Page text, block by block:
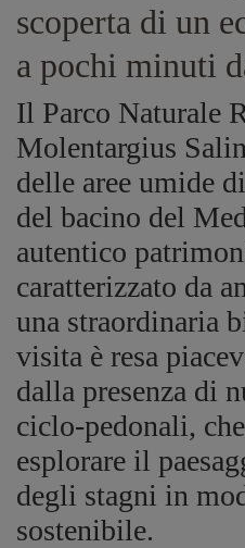
scoperta di un
a pochi minuti
Il Parco Naturale
Molentargius
delle aree umide
del bacino del
autentico
caratterizzato da
una straordinaria
visita è resa
dalla presenza di
ciclo-pedonali,
esplorare il
degli stagni in
sostenibile.